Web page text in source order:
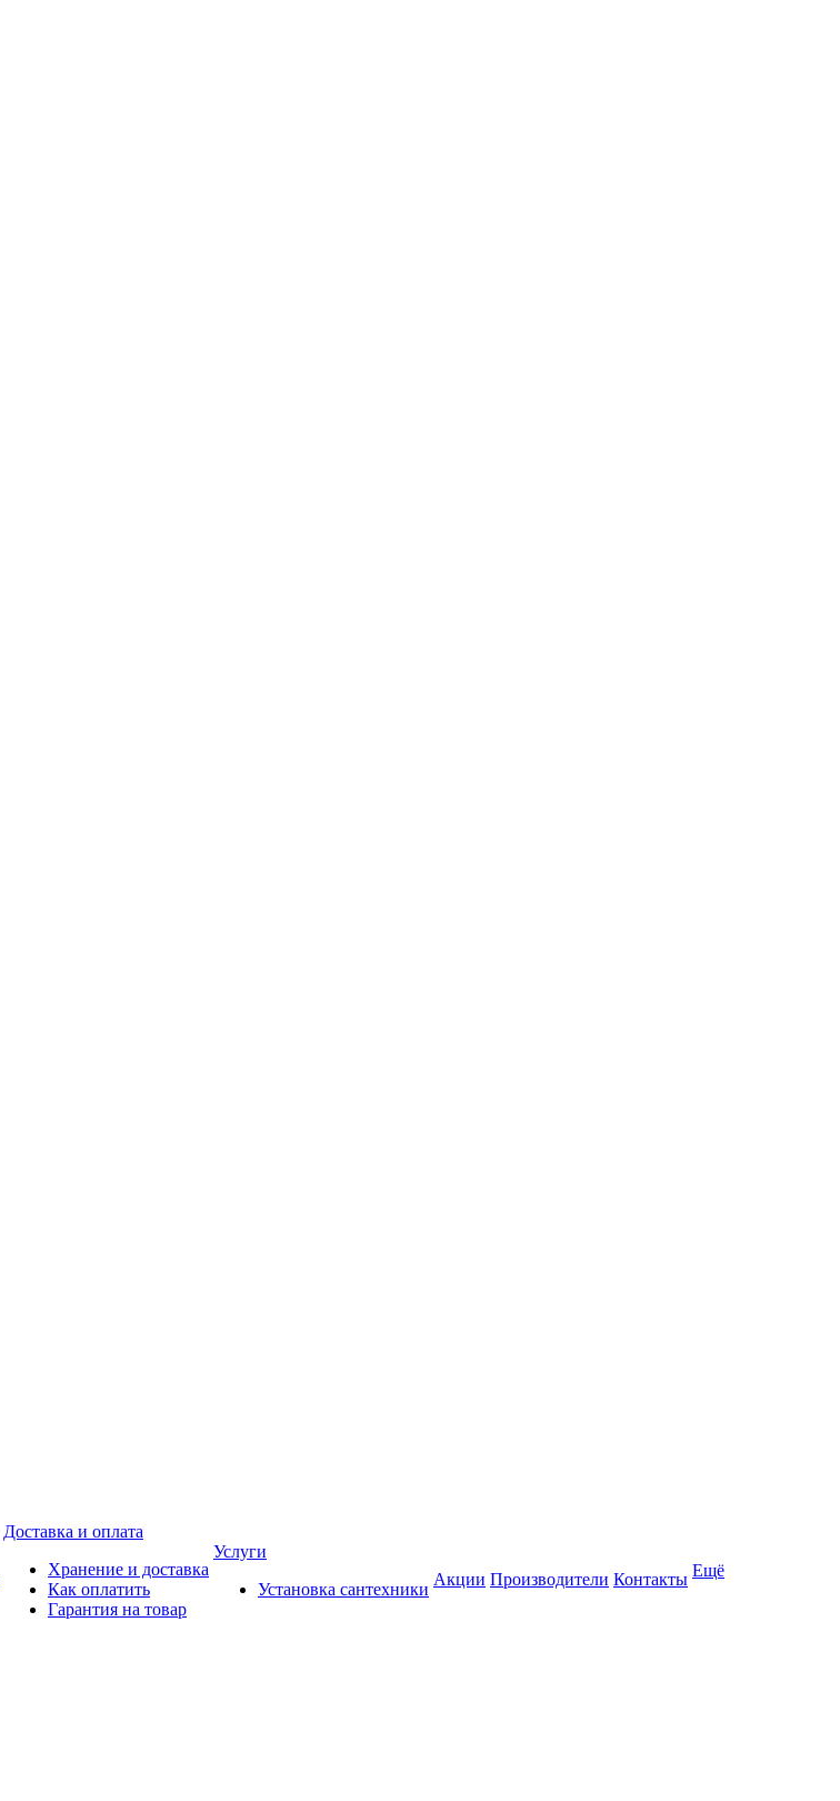
Доставка и оплата
Хранение и доставка
Как оплатить
Гарантия на товар
Услуги
Установка сантехники
Акции Производители Контакты Ещё